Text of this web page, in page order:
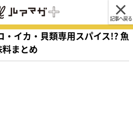
記事へ戻る
イカ・貝類専用スパイス!? 魚
まとめ